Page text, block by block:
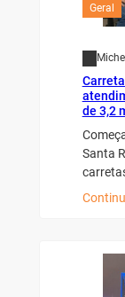
Geral
de 3,2
Santa